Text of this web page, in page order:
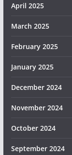
April 2025
March 2025
February 2025
January 2025
December 2024
November 2024
October 2024
September 2024